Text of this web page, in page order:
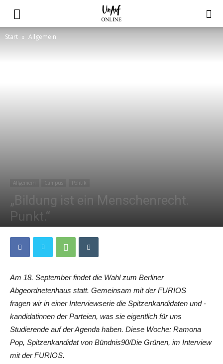
Start Allgemein
Allgemein Campus Politik
„Bildung ist ein Menschenrecht.
Punkt.“
Am 18. September findet die Wahl zum Berliner
Abgeordnetenhaus statt. Gemeinsam mit der FURIOS
fragen wir in einer Interviewserie die Spitzenkandidaten und -
kandidatinnen der Parteien, was sie eigentlich für uns
Studierende auf der Agenda haben. Diese Woche: Ramona
Pop, Spitzenkandidat von Bündnis90/Die Grünen, im Interview
mit der FURIOS.